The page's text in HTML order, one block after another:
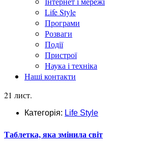
Life Style
Програми
Розваги
Події
Пристрої
Наука і техніка
Наші контакти
21 лист.
Категорія: Life Style
Таблетка, яка змінила світ